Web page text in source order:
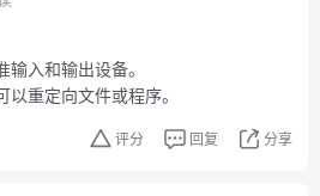
入和输出设备。
重定向文件或程序。
评分 回复 分享